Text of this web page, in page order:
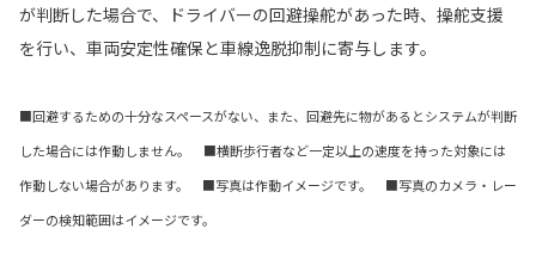
が判断した場合で、ドライバーの回避操舵があった時、操舵支援
を行い、車両安定性確保と車線逸脱抑制に寄与します。
■回避するための十分なスペースがない、また、回避先に物があるとシステムが判断
した場合には作動しません。 ■横断歩行者など一定以上の速度を持った対象には
作動しない場合があります。 ■写真は作動イメージです。 ■写真のカメラ・レー
ダーの検知範囲はイメージです。